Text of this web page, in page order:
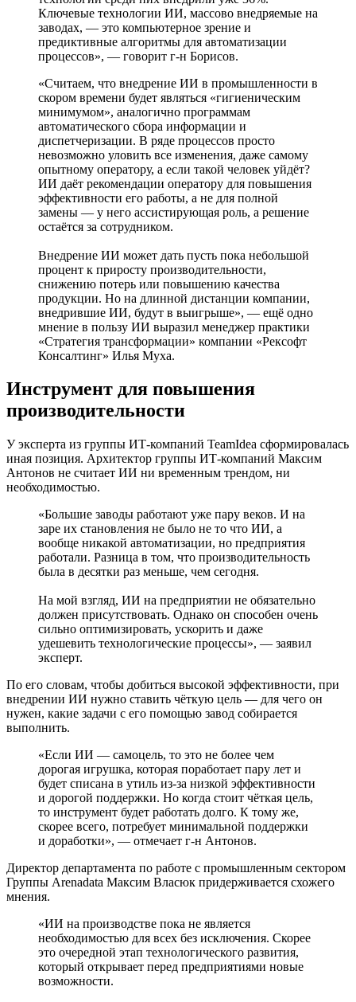
Ключевые технологии ИИ, массово внедряемые на
заводах, — это компьютерное зрение и
предиктивные алгоритмы для автоматизации
процессов», — говорит г-н Борисов.
«Считаем, что внедрение ИИ в промышленности в
скором времени будет являться «гигиеническим
минимумом», аналогично программам
автоматического сбора информации и
диспетчеризации. В ряде процессов просто
невозможно уловить все изменения, даже самому
опытному оператору, а если такой человек уйдёт?
ИИ даёт рекомендации оператору для повышения
эффективности его работы, а не для полной
замены — у него ассистирующая роль, а решение
остаётся за сотрудником.
Внедрение ИИ может дать пусть пока небольшой
процент к приросту производительности,
снижению потерь или повышению качества
продукции. Но на длинной дистанции компании,
внедрившие ИИ, будут в выигрыше», — ещё одно
мнение в пользу ИИ выразил менеджер практики
«Стратегия трансформации» компании «Рексофт
Консалтинг» Илья Муха.
Инструмент для повышения
производительности
У эксперта из группы ИТ-компаний TeamIdea сформировалась
иная позиция. Архитектор группы ИТ-компаний Максим
Антонов не считает ИИ ни временным трендом, ни
необходимостью.
«Большие заводы работают уже пару веков. И на
заре их становления не было не то что ИИ, а
вообще никакой автоматизации, но предприятия
работали. Разница в том, что производительность
была в десятки раз меньше, чем сегодня.
На мой взгляд, ИИ на предприятии не обязательно
должен присутствовать. Однако он способен очень
сильно оптимизировать, ускорить и даже
удешевить технологические процессы», — заявил
эксперт.
По его словам, чтобы добиться высокой эффективности, при
внедрении ИИ нужно ставить чёткую цель — для чего он
нужен, какие задачи с его помощью завод собирается
выполнить.
«Если ИИ — самоцель, то это не более чем
дорогая игрушка, которая поработает пару лет и
будет списана в утиль из-за низкой эффективности
и дорогой поддержки. Но когда стоит чёткая цель,
то инструмент будет работать долго. К тому же,
скорее всего, потребует минимальной поддержки
и доработки», — отмечает г-н Антонов.
Директор департамента по работе с промышленным сектором
Группы Arenadata Максим Власюк придерживается схожего
мнения.
«ИИ на производстве пока не является
необходимостью для всех без исключения. Скорее
это очередной этап технологического развития,
который открывает перед предприятиями новые
возможности.